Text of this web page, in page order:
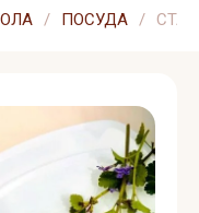
/ ПОСУДА /